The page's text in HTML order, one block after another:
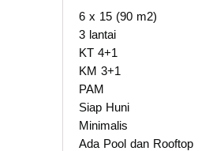
6 x 15 (90 m2)
3 lantai
KT 4+1
KM 3+1
PAM
Siap Huni
Minimalis
Ada Pool dan Rooftop